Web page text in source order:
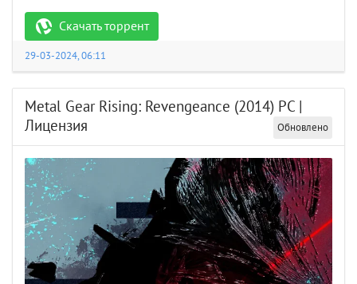
Скачать торрент
29-03-2024, 06:11
Metal Gear Rising: Revengeance (2014) PC |
Лицензия
Обновлено